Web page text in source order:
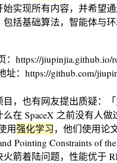
实现所有内容，并希望
括基础算法，智能体与
https://jiupinjia.github.io/
址：https://github.com/
，也有网友提出质疑：
在 SpaceX 之前没有人
用强化学习 ，他们使用论
Pointing Constraints of
箭着陆问题，性能优于